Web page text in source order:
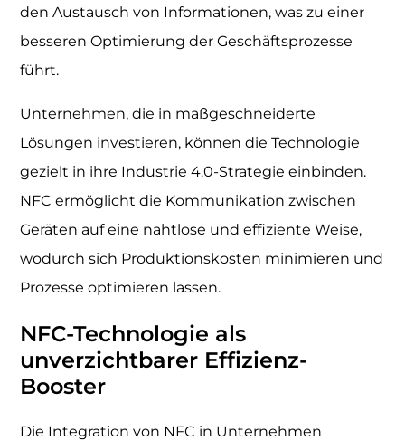
den Austausch von Informationen, was zu einer
besseren Optimierung der Geschäftsprozesse
führt.
Unternehmen, die in maßgeschneiderte
Lösungen investieren, können die Technologie
gezielt in ihre Industrie 4.0-Strategie einbinden.
NFC ermöglicht die Kommunikation zwischen
Geräten auf eine nahtlose und effiziente Weise,
wodurch sich Produktionskosten minimieren und
Prozesse optimieren lassen.
NFC-Technologie als
unverzichtbarer Effizienz-
Booster
Die Integration von NFC in Unternehmen